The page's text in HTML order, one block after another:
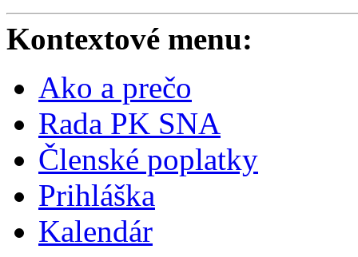
Kontextové menu:
Ako a prečo
Rada PK SNA
Členské poplatky
Prihláška
Kalendár